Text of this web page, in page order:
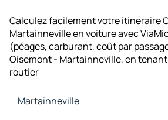
Calculez facilement votre itinéraire
Martainneville en voiture avec
(péages, carburant, coût par
Oisemont - Martainneville, en
routier
Martainneville